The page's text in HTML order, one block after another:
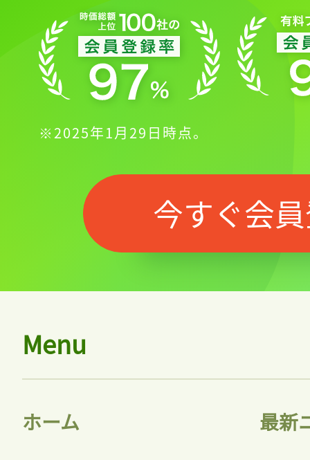
※2025年1月29日時点。
今すぐ会
Menu
ホーム 最新